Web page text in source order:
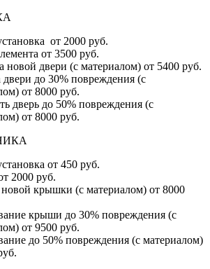
от 2000 руб.
от 3500 руб.
новой двери (с материалом) от 5400 руб.
двери до 30% повреждения (с
от 8000 руб.
дверь до 50% повреждения (с
от 8000 руб.
от 450 руб.
2000 руб.
крышки (с материалом) от 8000
крыши до 30% повреждения (с
от 9500 руб.
до 50% повреждения (с материалом)